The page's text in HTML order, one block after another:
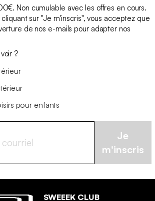
Non cumulable avec les offres en cours.
cliquant sur "Je m'inscris", vous acceptez que
de nos e-mails pour adapter nos
?
pour enfants
Je
m'inscris
SWEEEK CLUB